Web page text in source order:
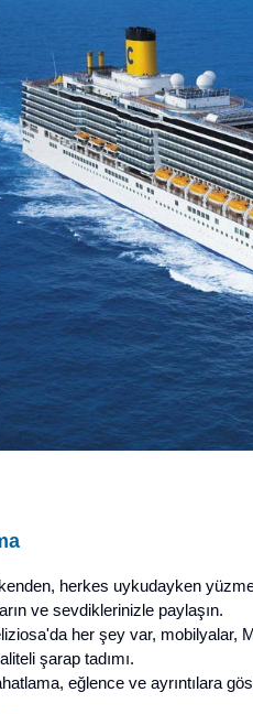
herkes uykudayken
ve sevdiklerinizle paylaşın.
her şey var, mobilyalar,
şarap tadımı.
eğlence ve ayrıntılara